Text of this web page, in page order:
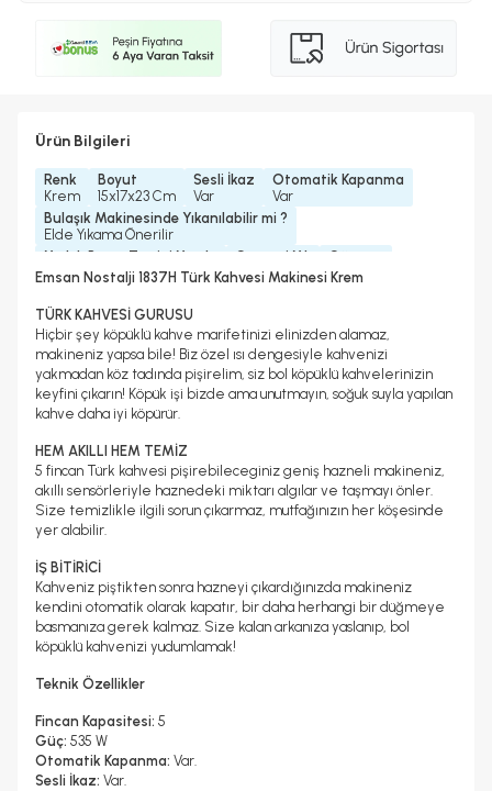
%5
Ürün Bilgileri
Renk
Krem
Boyut
15x17x23 Cm
Sesli İkaz
Var
Otomatik Kapanma
Var
Bulaşık Makinesinde Yıkanılabilir mi ?
Elde Yıkama Önerilir
Yedek Parça Temini Yapılır
Evet
Garanti Yılı
2 Yıl
Güç
535 Watt
1 Program
5 Fincan
Su Haznesi Kapasitesi
0, 3 Lt
Karıştırıcı Malzemesi
Karıştırıcı Yok
Kablo Uzunluğu
0, 83 M
Cezve Tabanı Malzemesi
Paslanmaz Çelik
Cezve Malzemesi
Gövde Malzemesi
Emsan Nostalji 1837H Türk Kahvesi Makinesi Krem
TÜRK KAHVESİ GURUSU
Hiçbir şey köpüklü kahve marifetinizi elinizden alamaz,
makineniz yapsa bile! Biz özel ısı dengesiyle kahvenizi
yakmadan köz tadında pişirelim, siz bol köpüklü kahvelerinizin
keyfini çıkarın! Köpük işi bizde ama unutmayın, soğuk suyla yapılan
kahve daha iyi köpürür.
HEM AKILLI HEM TEMİZ
5 fincan Türk kahvesi pişirebileceginiz geniş hazneli makineniz,
akıllı sensörleriyle haznedeki miktarı algılar ve taşmayı önler.
Size temizlikle ilgili sorun çıkarmaz, mutfağınızın her köşesinde
yer alabilir.
İŞ BİTİRİCİ
Kahveniz piştikten sonra hazneyi çıkardığınızda makineniz
kendini otomatik olarak kapatır, bir daha herhangi bir düğmeye
basmanıza gerek kalmaz. Size kalan arkanıza yaslanıp, bol
köpüklü kahvenizi yudumlamak!
Teknik Özellikler
Fincan Kapasitesi: 5
Güç: 535 W
Otomatik Kapanma: Var.
Sesli İkaz: Var.